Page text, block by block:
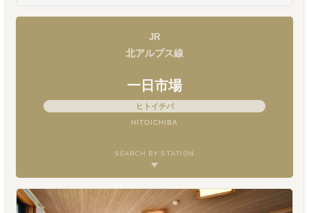
JR
北アルプス線
一日市場
ヒトイチバ
HITOICHIBA
SEARCH BY STATION